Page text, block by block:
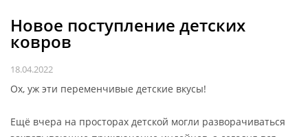
Новое поступление детских
ковров
18.04.2022
Ох, уж эти переменчивые детские вкусы!
Ещё вчера на просторах детской могли разворачиваться